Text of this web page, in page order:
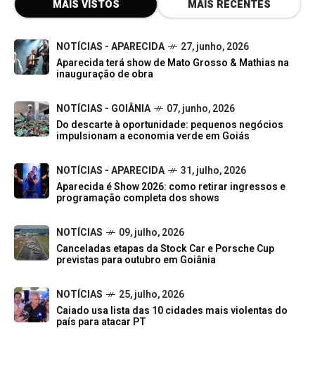
MAIS VISTOS MAIS RECENTES
NOTÍCIAS - APARECIDA
27, junho, 2026
Aparecida terá show de Mato Grosso & Mathias na
inauguração de obra
NOTÍCIAS - GOIÂNIA
07, junho, 2026
Do descarte à oportunidade: pequenos negócios
impulsionam a economia verde em Goiás
NOTÍCIAS - APARECIDA
31, julho, 2026
Aparecida é Show 2026: como retirar ingressos e
programação completa dos shows
NOTÍCIAS
09, julho, 2026
Canceladas etapas da Stock Car e Porsche Cup
previstas para outubro em Goiânia
NOTÍCIAS
25, julho, 2026
Caiado usa lista das 10 cidades mais violentas do
país para atacar PT